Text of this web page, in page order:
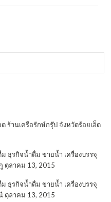
ร้านเครือรักษ์กรุ๊ป จังหวัดร้อยเอ็ด
ธุรกิจน้ำดื่ม ขายน้ำ เครื่องบรรจุ
ตุลาคม 13, 2015
ธุรกิจน้ำดื่ม ขายน้ำ เครื่องบรรจุ
ตุลาคม 13, 2015